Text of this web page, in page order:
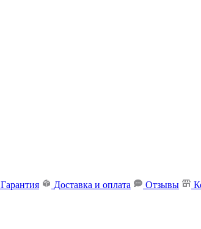
Гарантия Доставка и оплата Отзывы